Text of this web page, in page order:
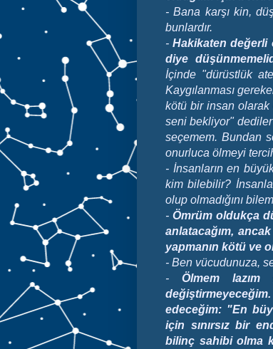
- Bana karşı kin,
bunlardır.
-Hakikaten değerli
diye
İçinde "dürüstlük
Kaygılanması
kötü bir insan olarak
seni bekliyor"
seçemem. Bundan
onurluca ölmeyi
- İnsanların en
kim bilebilir?
olup olmadığını
- Ömrüm oldukça
anlatacağım,
yapmanın kötü ve
- Ben vücudunuza,
-Ölmem
edeceğim: "En
için sınırsız bir
bilinç sahibi olma